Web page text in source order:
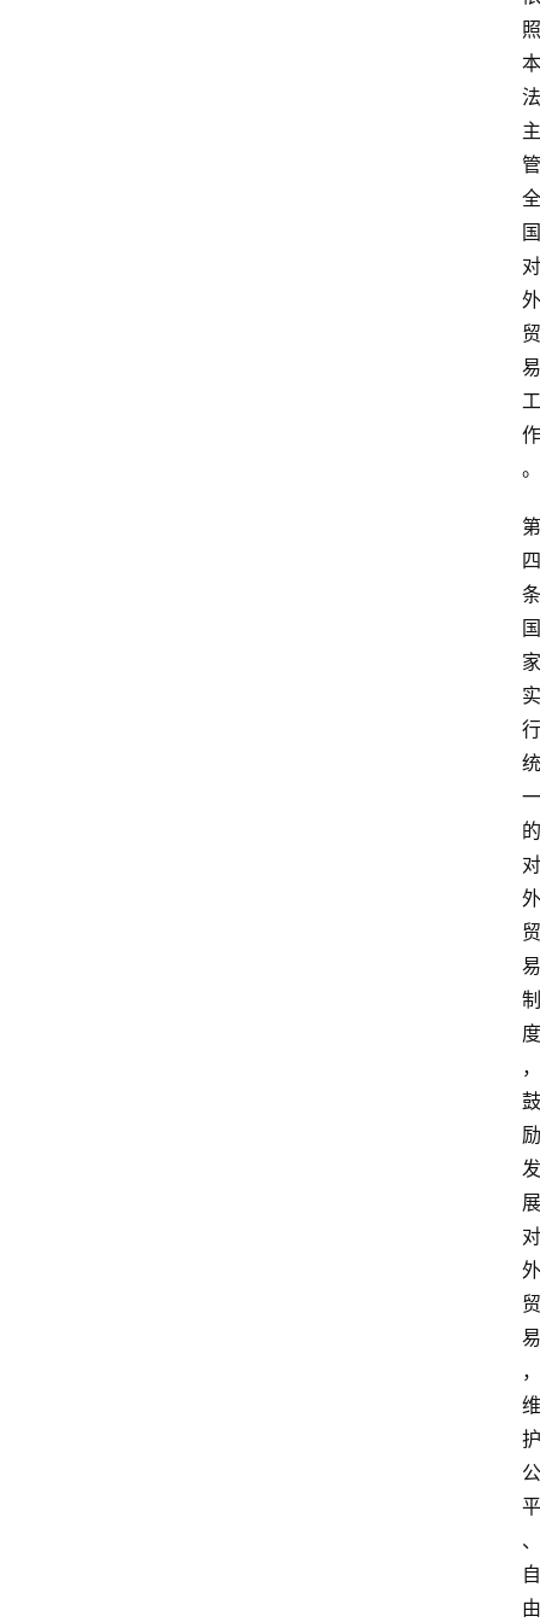
照
本
法
主
管
全
国
对
外
贸
易
工
作
。
第
四
条
国
家
实
行
统
一
的
对
外
贸
易
制
度
，
鼓
励
发
展
对
外
贸
易
，
维
护
公
平
、
自
由